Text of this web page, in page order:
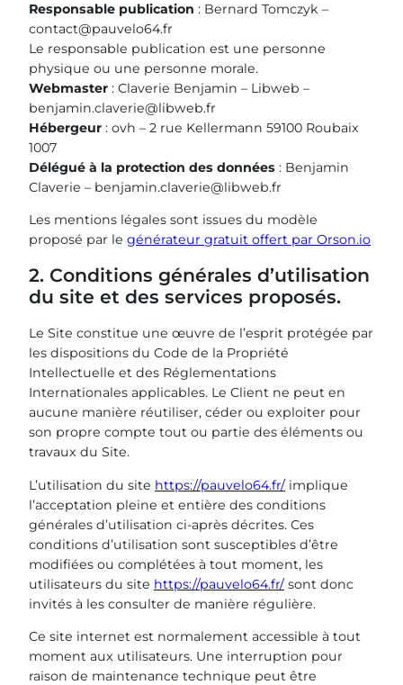
Responsable publication : Bernard Tomczyk –
contact@pauvelo64.fr
Le responsable publication est une personne
physique ou une personne morale.
Webmaster : Claverie Benjamin – Libweb –
benjamin.claverie@libweb.fr
Hébergeur : ovh – 2 rue Kellermann 59100 Roubaix
1007
Délégué à la protection des données : Benjamin
Claverie – benjamin.claverie@libweb.fr
Les mentions légales sont issues du modèle
proposé par le générateur gratuit offert par Orson.io
2. Conditions générales d’utilisation
du site et des services proposés.
Le Site constitue une œuvre de l’esprit protégée par
les dispositions du Code de la Propriété
Intellectuelle et des Réglementations
Internationales applicables. Le Client ne peut en
aucune manière réutiliser, céder ou exploiter pour
son propre compte tout ou partie des éléments ou
travaux du Site.
L’utilisation du site https://pauvelo64.fr/implique
l’acceptation pleine et entière des conditions
générales d’utilisation ci-après décrites. Ces
conditions d’utilisation sont susceptibles d’être
modifiées ou complétées à tout moment, les
utilisateurs du site https://pauvelo64.fr/sont donc
invités à les consulter de manière régulière.
Ce site internet est normalement accessible à tout
moment aux utilisateurs. Une interruption pour
raison de maintenance technique peut être